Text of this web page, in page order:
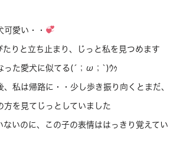
愛い・・
たりと立ち止まり、じっと私を見つめます
った愛犬に似てる(´；ω；`)ｳｩ
、私は帰路に・・少し歩き振り向くとまだ、
方を見てじっとしていました
ないのに、この子の表情ははっきり覚えてい